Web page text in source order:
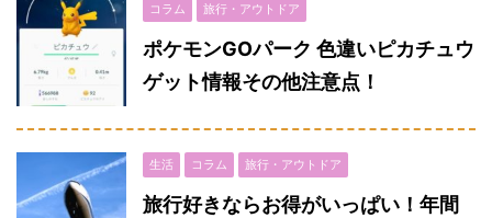
コラム 旅行・アウトドア
ポケモンGOパーク 色違いピカチュウ
ゲット情報その他注意点！
生活 コラム 旅行・アウトドア
旅行好きならお得がいっぱい！年間